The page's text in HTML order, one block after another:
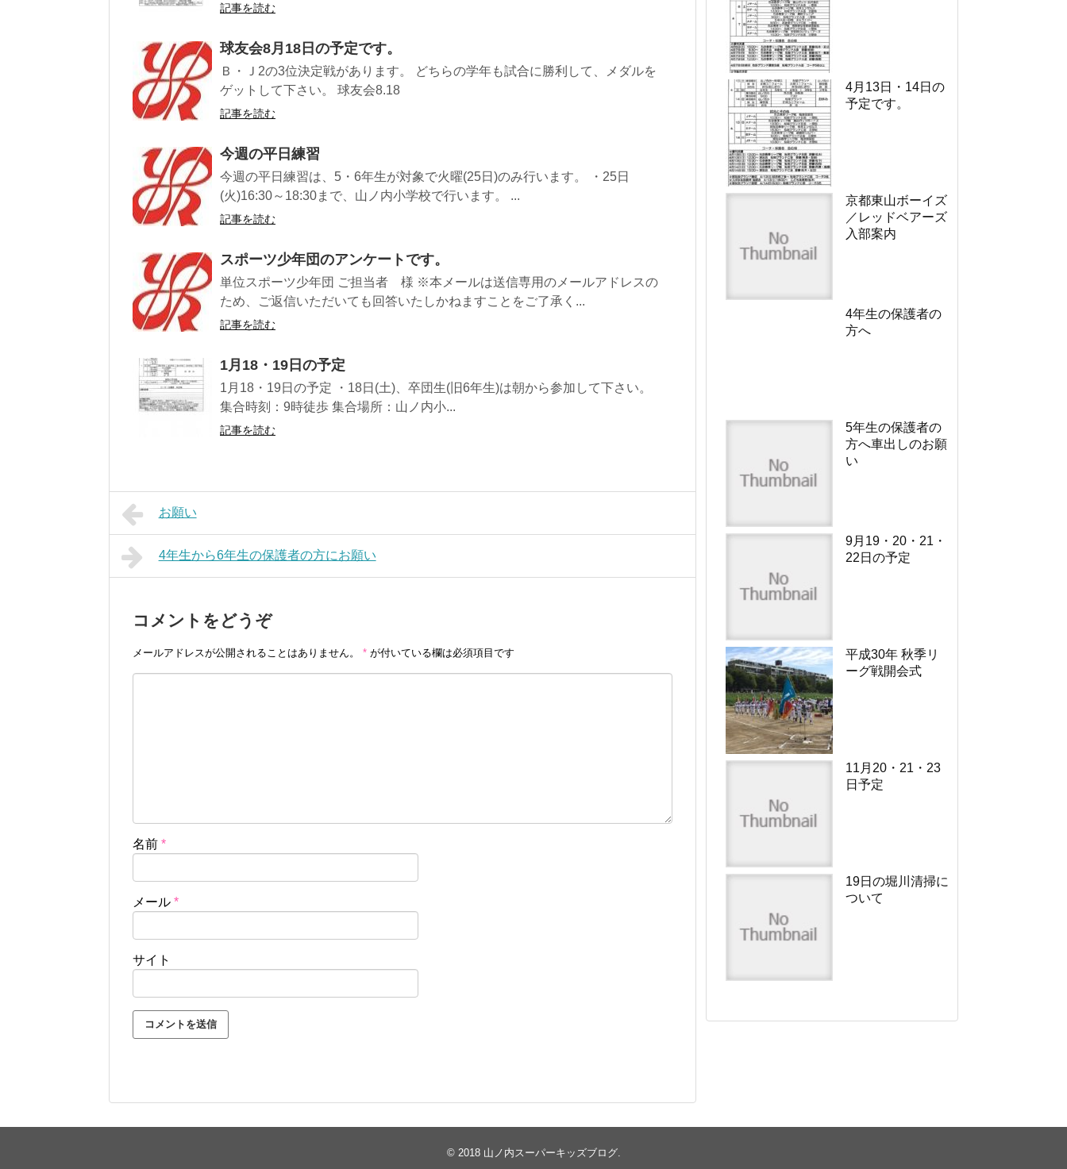
記事を読む
球友会8月18日の予定です。
Ｂ・Ｊ2の3位決定戦があります。 どちらの学年も試合に勝利して、メダルを
ゲットして下さい。 球友会8.18
記事を読む
今週の平日練習
今週の平日練習は、5・6年生が対象で火曜(25日)のみ行います。 ・25日
(火)16:30～18:30まで、山ノ内小学校で行います。 ...
記事を読む
スポーツ少年団のアンケートです。
単位スポーツ少年団 ご担当者 様 ※本メールは送信専用のメールアドレスの
ため、ご返信いただいても回答いたしかねますことをご了承く...
記事を読む
1月18・19日の予定
1月18・19日の予定 ・18日(土)、卒団生(旧6年生)は朝から参加して下さい。
集合時刻：9時徒歩 集合場所：山ノ内小...
記事を読む
お願い
4年生から6年生の保護者の方にお願い
コメントをどうぞ
メールアドレスが公開されることはありません。 * が付いている欄は必須項目です
名前 *
メール *
サイト
4月13日・14日の
予定です。
京都東山ボーイズ
／レッドベアーズ
入部案内
4年生の保護者の
方へ
5年生の保護者の
方へ車出しのお願
い
9月19・20・21・
22日の予定
平成30年 秋季リ
ーグ戦開会式
11月20・21・23
日予定
19日の堀川清掃に
ついて
© 2018 山ノ内スーパーキッズブログ.